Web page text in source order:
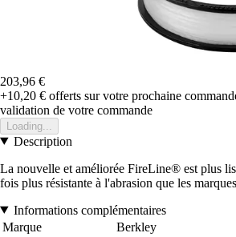
203,96 €
+10,20 € offerts sur votre prochaine
validation de votre commande
Loading...
Description
La nouvelle et améliorée FireLine® est plus
fois plus résistante à l'abrasion que les
Informations complémentaires
Marque
Berkley